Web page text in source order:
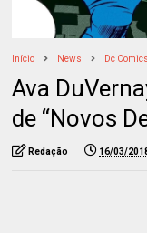
Início News Dc Comics
Ava
de “Novos
Redação 16/03/